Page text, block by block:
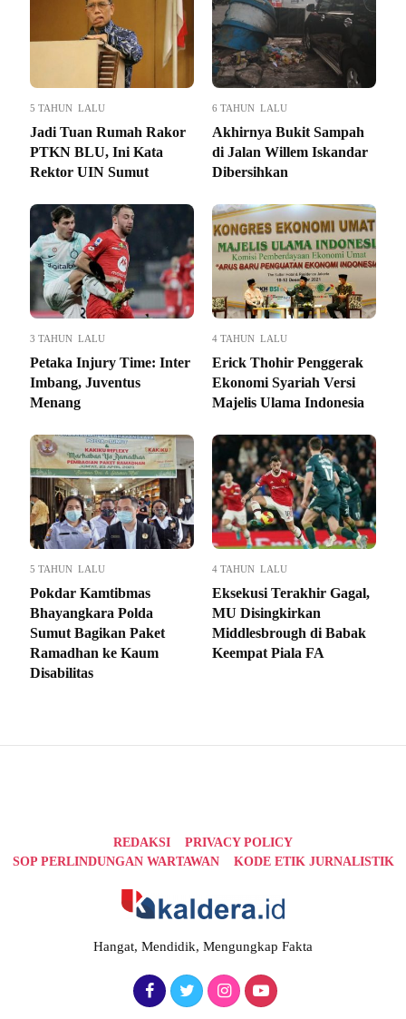
5 TAHUN LALU
Jadi Tuan Rumah Rakor
PTKN BLU, Ini Kata
Rektor UIN Sumut
6 TAHUN LALU
Akhirnya Bukit Sampah
di Jalan Willem Iskandar
Dibersihkan
3 TAHUN LALU
Petaka Injury Time: Inter
Imbang, Juventus
Menang
4 TAHUN LALU
Erick Thohir Penggerak
Ekonomi Syariah Versi
Majelis Ulama Indonesia
5 TAHUN LALU
Pokdar Kamtibmas
Bhayangkara Polda
Sumut Bagikan Paket
Ramadhan ke Kaum
Disabilitas
4 TAHUN LALU
Eksekusi Terakhir Gagal,
MU Disingkirkan
Middlesbrough di Babak
Keempat Piala FA
REDAKSI
PRIVACY POLICY
SOP PERLINDUNGAN WARTAWAN
KODE ETIK JURNALISTIK
Hangat, Mendidik, Mengungkap Fakta